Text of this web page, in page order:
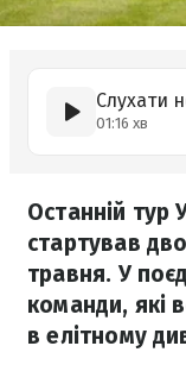
Слухати
01:16 хв
Останній тур
стартував
травня. У
команди, які
в елітному